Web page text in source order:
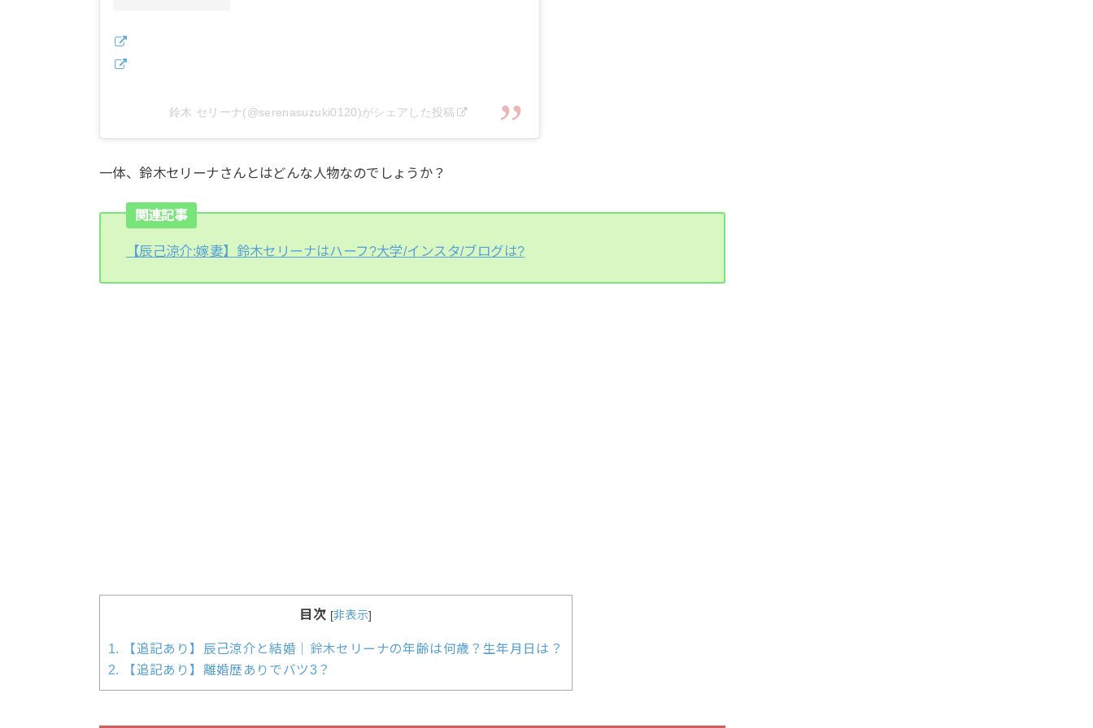
鈴木 セリーナ(@serenasuzuki0120)がシェアした投稿
一体、鈴木セリーナさんとはどんな人物なのでしょうか？
関連記事
【辰己涼介:嫁妻】鈴木セリーナはハーフ?大学/インスタ/ブログは?
目次 [非表示]
1.
【追記あり】辰己涼介と結婚｜鈴木セリーナの年齢は何歳？生年月日は？
2.
【追記あり】離婚歴ありでバツ3？